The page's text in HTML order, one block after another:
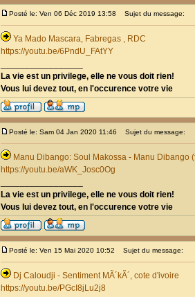
Posté le: Ven 06 Déc 2019 13:58 Sujet du message:
Ya Mado Mascara, Fabregas , RDC
https://youtu.be/6PndU_FAtYY
La vie est un privilege, elle ne vous doit rien!
Vous lui devez tout, en l'occurence votre vie
Posté le: Sam 04 Jan 2020 11:46 Sujet du message:
Manu Dibango: Soul Makossa - Manu Dibango
https://youtu.be/aWK_Josc0Og
La vie est un privilege, elle ne vous doit rien!
Vous lui devez tout, en l'occurence votre vie
Posté le: Ven 15 Mai 2020 10:52 Sujet du message:
Dj Caloudji - Sentiment MÃ´kÃ´, cote d'ivoire
https://youtu.be/PGcI8jLu2j8